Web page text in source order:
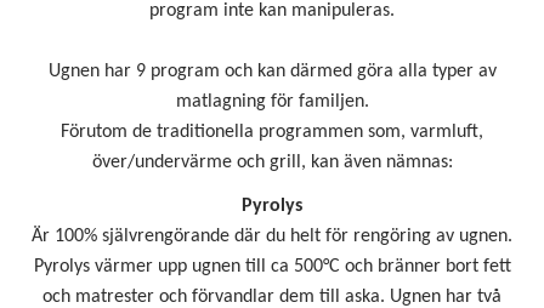
program inte kan manipuleras.
Ugnen har 9 program och kan därmed göra alla typer av
matlagning för familjen.
Förutom de traditionella programmen som, varmluft,
över/undervärme och grill, kan även nämnas:
Pyrolys
Är 100% självrengörande där du helt för rengöring av ugnen.
Pyrolys värmer upp ugnen till ca 500°C och bränner bort fett
och matrester och förvandlar dem till aska. Ugnen har två